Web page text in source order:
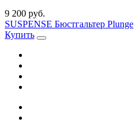
9 200 руб.
SUSPENSE Бюстгальтер Plunge
Купить